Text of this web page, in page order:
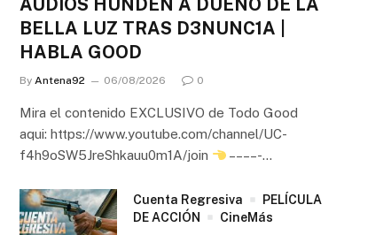
AUDIOS HUNDEN A DUEÑO DE LA
BELLA LUZ TRAS D3NUNC1A |
HABLA GOOD
By Antena92 06/08/2026 0
Mira el contenido EXCLUSIVO de Todo Good
aqui: https://www.youtube.com/channel/UC-
f4h9oSW5JreShkauu0m1A/join
– – – – -…
Cuenta Regresiva
PELÍCULA
DE ACCIÓN
CineMás